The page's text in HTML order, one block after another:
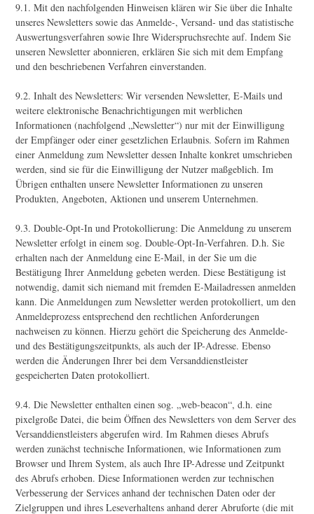
9.1. Mit den nachfolgenden Hinweisen klären wir Sie über die Inhalte
unseres Newsletters sowie das Anmelde-, Versand- und das statistische
Auswertungsverfahren sowie Ihre Widerspruchsrechte auf. Indem Sie
unseren Newsletter abonnieren, erklären Sie sich mit dem Empfang
und den beschriebenen Verfahren einverstanden.
9.2. Inhalt des Newsletters: Wir versenden Newsletter, E-Mails und
weitere elektronische Benachrichtigungen mit werblichen
Informationen (nachfolgend „Newsletter“) nur mit der Einwilligung
der Empfänger oder einer gesetzlichen Erlaubnis. Sofern im Rahmen
einer Anmeldung zum Newsletter dessen Inhalte konkret umschrieben
werden, sind sie für die Einwilligung der Nutzer maßgeblich. Im
Übrigen enthalten unsere Newsletter Informationen zu unseren
Produkten, Angeboten, Aktionen und unserem Unternehmen.
9.3. Double-Opt-In und Protokollierung: Die Anmeldung zu unserem
Newsletter erfolgt in einem sog. Double-Opt-In-Verfahren. D.h. Sie
erhalten nach der Anmeldung eine E-Mail, in der Sie um die
Bestätigung Ihrer Anmeldung gebeten werden. Diese Bestätigung ist
notwendig, damit sich niemand mit fremden E-Mailadressen anmelden
kann. Die Anmeldungen zum Newsletter werden protokolliert, um den
Anmeldeprozess entsprechend den rechtlichen Anforderungen
nachweisen zu können. Hierzu gehört die Speicherung des Anmelde-
und des Bestätigungszeitpunkts, als auch der IP-Adresse. Ebenso
werden die Änderungen Ihrer bei dem Versanddienstleister
gespeicherten Daten protokolliert.
9.4. Die Newsletter enthalten einen sog. „web-beacon“, d.h. eine
pixelgroße Datei, die beim Öffnen des Newsletters von dem Server des
Versanddienstleisters abgerufen wird. Im Rahmen dieses Abrufs
werden zunächst technische Informationen, wie Informationen zum
Browser und Ihrem System, als auch Ihre IP-Adresse und Zeitpunkt
des Abrufs erhoben. Diese Informationen werden zur technischen
Verbesserung der Services anhand der technischen Daten oder der
Zielgruppen und ihres Leseverhaltens anhand derer Abruforte (die mit